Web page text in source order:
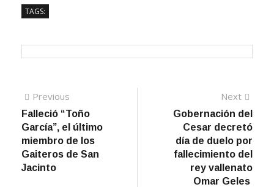
TAGS:
Navegación
de
entradas
Previous
post:
Falleció “Toño
García”, el último
miembro de los
Gaiteros de San
Jacinto
Next
post:
Gobernación del
Cesar decretó
día de duelo por
fallecimiento del
rey vallenato
Omar Geles